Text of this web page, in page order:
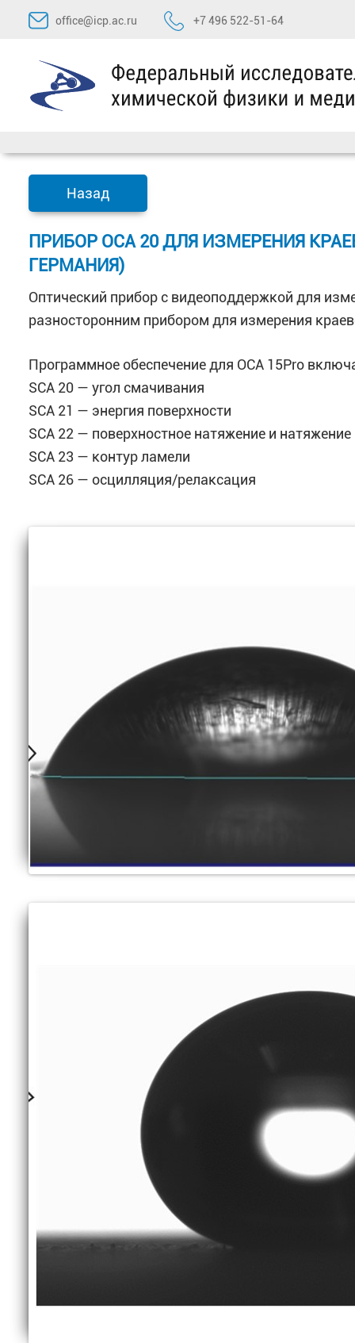
Перейти
содержимому
office@icp.ac.ru +7 496 522-51-64
Назад
ПРИБОР OCA 20 ДЛЯ ИЗМЕРЕНИЯ
ГЕРМАНИЯ)
Оптический прибор с видеоподдержкой для
разносторонним прибором для измерения
Программное обеспечение для OCA 15Pro
SCA 20 — угол смачивания
SCA 21 — энергия поверхности
SCA 22 — поверхностное натяжение и
SCA 23 — контур ламели
SCA 26 — осцилляция/релаксация